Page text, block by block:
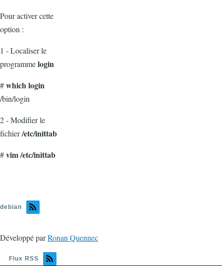
Pour activer cette
option :
1 - Localiser le
programmelogin
#which login
/bin/login
2 - Modifier le
fichier/etc/inittab
#vim /etc/inittab
debian
Développé parRonan Quennec
Flux RSS